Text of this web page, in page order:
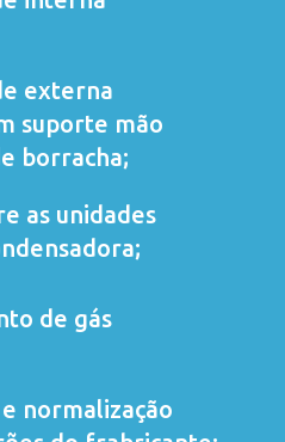
externa
suporte mão
borracha;
as unidades
de gás
normalização